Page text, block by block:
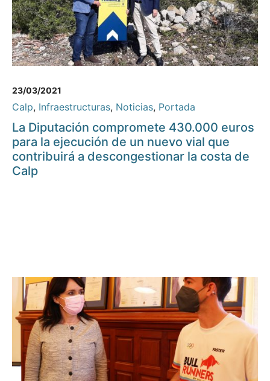
23/03/2021
Calp, Infraestructuras, Noticias, Portada
La Diputación compromete 430.000 euros
para la ejecución de un nuevo vial que
contribuirá a descongestionar la costa de
Calp